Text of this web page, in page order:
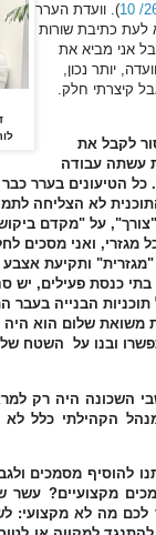
). וועדת הערר
לעת כתיבת שורות
אני מביא את
יותר נכון,
קיצרתי חלק.
לקבל את
עשתה עבודה
כל הטיעונים בערר
לא הצליחה
"צורך", על "מקדם
מגזרי, ואני מסכים
"מגזרית" ותקיעת
כנסת פעילים, יש
תוכניות הבנייה
משואת שלום הוא
ובנו על השטח
השכונה היה רק
הקהילתי כלל לא
להוסיף מסמכים
מקצועיים? עשר
לכם מה לא מקצועי: